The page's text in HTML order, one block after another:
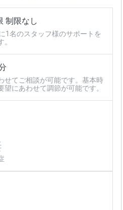
制限なし
1名のスタッフ様のサポートを
せてご相談が可能です。基本時
望にあわせて調節が可能です。